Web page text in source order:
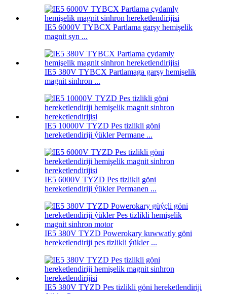
IE5 6000V TYBCX Partlama garşy hemişelik
magnit syn ...
IE5 380V TYBCX Partlamaga garşy hemişelik
magnit sinhron ...
IE5 10000V TYZD Pes tizlikli göni
hereketlendiriji ýükler Permane ...
IE5 6000V TYZD Pes tizlikli göni
hereketlendiriji ýükler Permanen ...
IE5 380V TYZD Powerokary kuwwatly göni
hereketlendiriji pes tizlikli ýükler ...
IE5 380V TYZD Pes tizlikli göni hereketlendiriji